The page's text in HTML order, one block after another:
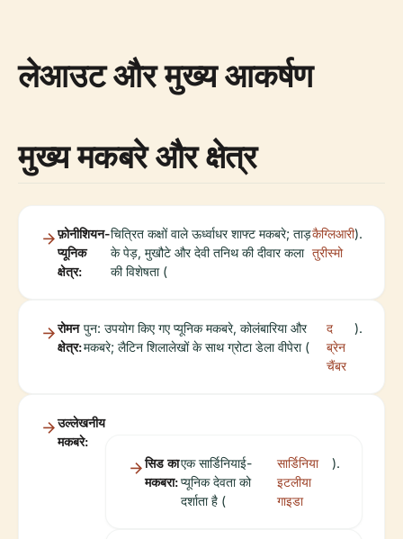
लेआउट और मुख्य आकर्षण
मुख्य मकबरे और क्षेत्र
फ़ोनीशियन-
प्यूनिक
क्षेत्र:
चित्रित कक्षों वाले ऊर्ध्वाधर शाफ्ट मकबरे; ताड़
के पेड़, मुखौटे और देवी तनिथ की दीवार कला
की विशेषता (
कैग्लिआरी
तुरीस्मो
).
रोमन
क्षेत्र:
पुन: उपयोग किए गए प्यूनिक मकबरे, कोलंबारिया और
मकबरे; लैटिन शिलालेखों के साथ ग्रोटा डेला वीपेरा (
द
ब्रेन
चैंबर
).
उल्लेखनीय
मकबरे:
सिड का
मकबरा:
एक सार्डिनियाई-
प्यूनिक देवता को
दर्शाता है (
सार्डिनिया
इटलीया
गाइडा
).